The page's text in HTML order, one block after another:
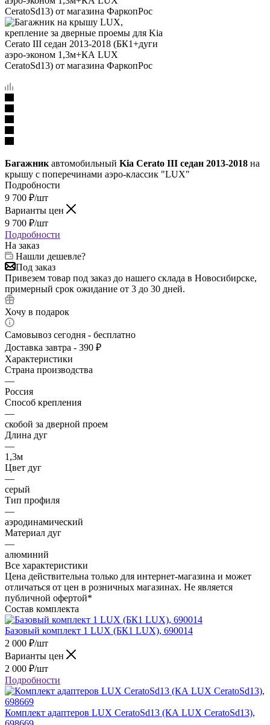
Багажник автомобильный Kia Cerato III седан 2013-2018 на
крышу с поперечинами аэро-классик "LUX"
Подробности
9 700 ₽/шт
Варианты цен
9 700 ₽/шт
Подробности
На заказ
Нашли дешевле?
Под заказ
Привезем товар под заказ до нашего склада в Новосибирске,
примерный срок ожидание от 3 до 30 дней.
Хочу в подарок
Самовывоз сегодня - бесплатно
Доставка завтра - 390 ₽
Характеристики
Страна производства
—
Россия
Способ крепления
—
скобой за дверной проем
Длина дуг
—
1,3м
Цвет дуг
—
серый
Тип профиля
—
аэродинамический
Материал дуг
—
алюминий
Все характеристики
Цена действительна только для интернет-магазина и может
отличаться от цен в розничных магазинах. Не является
публичной офертой*
Состав комплекта
Базовый комплект 1 LUX (БК1 LUX), 690014
2 000 ₽/шт
Варианты цен
2 000 ₽/шт
Подробности
Комплект адаптеров LUX CeratoSd13 (КА LUX CeratoSd13),